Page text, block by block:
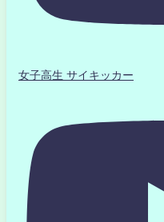
女子高生 サイキッカー